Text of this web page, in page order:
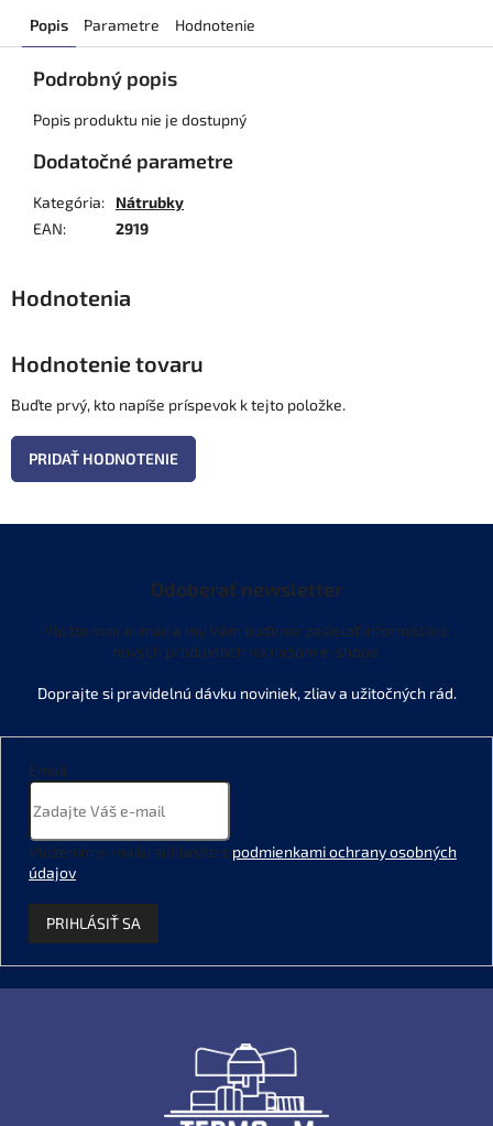
Popis Parametre Hodnotenie
Podrobný popis
Popis produktu nie je dostupný
Dodatočné parametre
Kategória:
Nátrubky
EAN: 2919
Hodnotenie tovaru
Buďte prvý, kto napíše príspevok k tejto položke.
PRIDAŤ HODNOTENIE
Odoberať newsletter
Vložte svoj e-mail a my Vám budeme zasielať informácie o
nových produktoch na našom e-shope.
Email
Vložením e-mailu súhlasíte s podmienkami ochrany osobných
údajov.
PRIHLÁSIŤ SA